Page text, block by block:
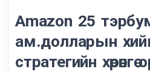
Amazon 25
ам.долларын
стратегийн хөрөнгө